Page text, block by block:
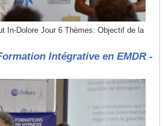
In-Dolore Jour 6 Thèmes: Objectif de la
Intégrative en EMDR -